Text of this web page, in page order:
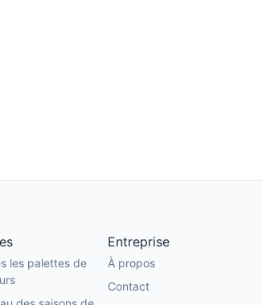
les palettes de
Entreprise
À propos
Contact